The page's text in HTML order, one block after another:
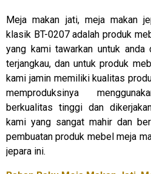
Meja makan jati, meja makan
klasik BT-0207 adalah produk
yang kami tawarkan untuk anda
terjangkau, dan untuk produk
kami jamin memiliki kualitas
memproduksinya
berkualitas tinggi dan
kami yang sangat mahir dan
pembuatan produk mebel meja
jepara ini.